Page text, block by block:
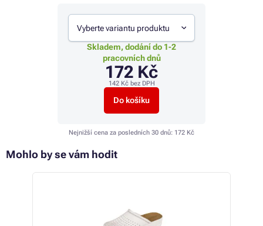
Vyberte variantu produktu
Skladem, dodání do 1-2
pracovních dnů
172 Kč
142 Kčbez DPH
Do košíku
Nejnižší cena za posledních 30 dnů: 172 Kč
Mohlo by se vám hodit